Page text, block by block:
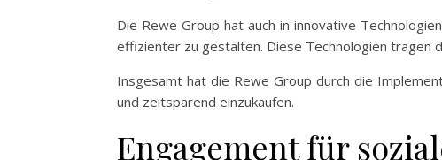
Die Rewe Group hat auch in innovative
effizienter zu gestalten. Diese Technologien tragen
Insgesamt hat die Rewe Group durch die
und zeitsparend einzukaufen.
Engagement für